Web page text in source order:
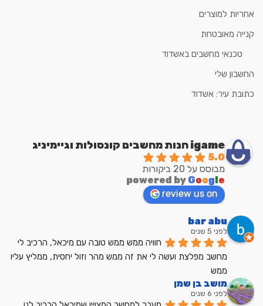
אחריות למוצרים
קנייה מאובטחת
טכנאי מחשבים באשדוד
החשבון שלי
כתובת עיר: אשדוד
igame חנות מחשבים קונסולות וגיימיניג
5.0
מבוסס על 20 ביקורות
powered by Google
review us on
bar abu
לפני 5 שנים
ממש
מושב בן שמן
לפני 6 שנים